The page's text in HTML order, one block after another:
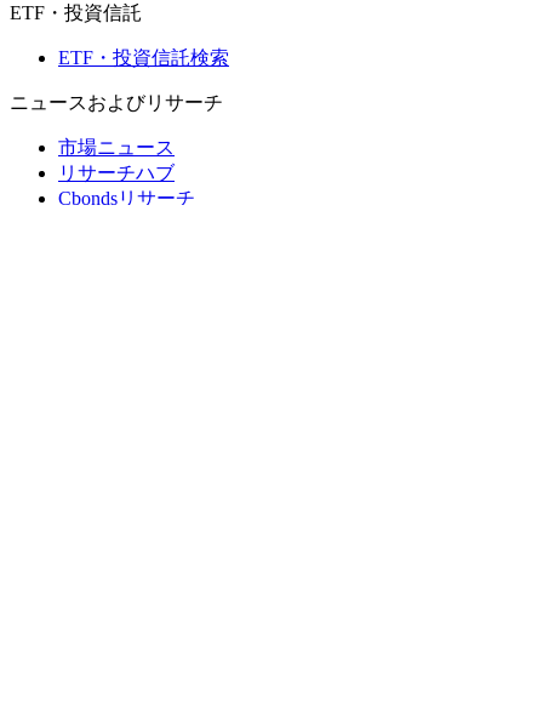
ETF・投資信託
ETF・投資信託検索
ニュースおよびリサーチ
市場ニュース
リサーチハブ
Cbondsリサーチ